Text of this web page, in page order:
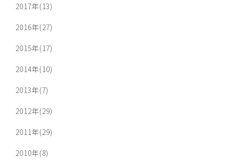
2017年(13)
2016年(27)
2015年(17)
2014年(10)
2013年(7)
2012年(29)
2011年(29)
2010年(8)